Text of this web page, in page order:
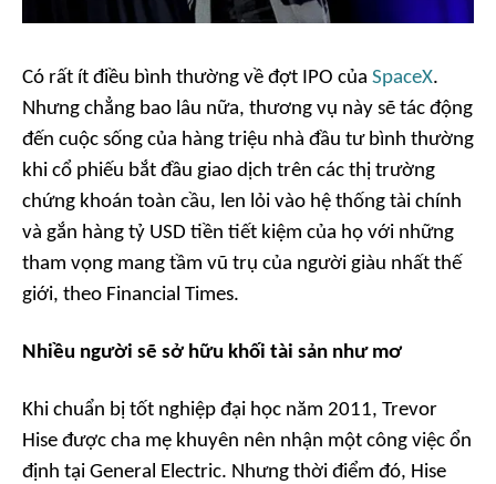
Có rất ít điều bình thường về đợt IPO của SpaceX.
Nhưng chẳng bao lâu nữa, thương vụ này sẽ tác động
đến cuộc sống của hàng triệu nhà đầu tư bình thường
khi cổ phiếu bắt đầu giao dịch trên các thị trường
chứng khoán toàn cầu, len lỏi vào hệ thống tài chính
và gắn hàng tỷ USD tiền tiết kiệm của họ với những
tham vọng mang tầm vũ trụ của người giàu nhất thế
giới, theo Financial Times.
Nhiều người sẽ sở hữu khối tài sản như mơ
Khi chuẩn bị tốt nghiệp đại học năm 2011, Trevor
Hise được cha mẹ khuyên nên nhận một công việc ổn
định tại General Electric. Nhưng thời điểm đó, Hise